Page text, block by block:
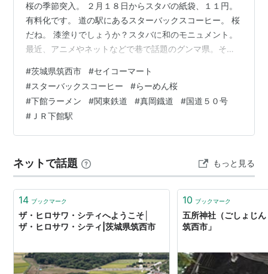
桜の季節突入。 ２月１８日からスタバの紙袋、１１円。
有料化です。 道の駅にあるスターバックスコーヒー。 桜
だね。 漆塗りでしょうか？スタバに和のモニュメント。
最近、アニメやネットなどで巷で話題のグンマ県。その
駅になります。 ＪＲの最寄り駅は、下館駅になります。
東京行きの高速バスのバス停にもなっています。 下館ラ
ーメン学会イメージキャラクターつばめちゃん。このあ
たりでは、下館ラーメンで有名です。 茨城県の山。筑波
山。筑西市からみえます。 筑西市コミュニティサイクル
#茨城県筑西市 #セイコーマート
#スターバックスコーヒー #らーめん桜
#下館ラーメン #関東鉄道 #真岡鐡道 #国道５０号
# ＪＲ下館駅
ネットで話題 もっと見る
14 ブックマーク
ザ・ヒロサワ・シティへようこそ│
ザ・ヒロサワ・シティ|茨城県筑西市
10 ブックマーク
五所神社（ごしょじ
筑西市」